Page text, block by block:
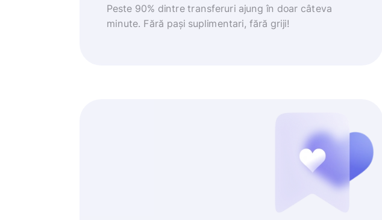
Peste 90% dintre transferuri ajung în doar câteva
minute. Fără pași suplimentari, fără griji!